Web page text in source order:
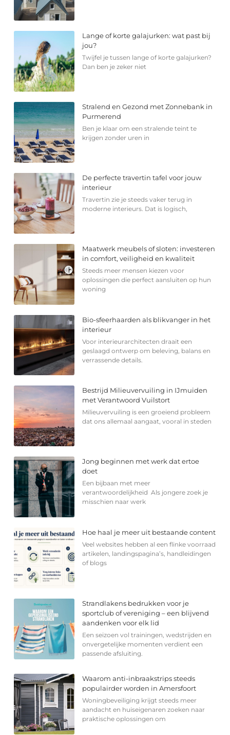
Lange of korte galajurken: wat past bij
jou?
Twijfel je tussen lange of korte galajurken?
Dan ben je zeker niet
Stralend en Gezond met Zonnebank in
Purmerend
Ben je klaar om een stralende teint te
krijgen zonder uren in
De perfecte travertin tafel voor jouw
interieur
Travertin zie je steeds vaker terug in
moderne interieurs. Dat is logisch,
Maatwerk meubels of sloten: investeren
in comfort, veiligheid en kwaliteit
Steeds meer mensen kiezen voor
oplossingen die perfect aansluiten op hun
woning
Bio-sfeerhaarden als blikvanger in het
interieur
Voor interieurarchitecten draait een
geslaagd ontwerp om beleving, balans en
verrassende details.
Bestrijd Milieuvervuiling in IJmuiden
met Verantwoord Vuilstort
Milieuvervuiling is een groeiend probleem
dat ons allemaal aangaat, vooral in steden
Jong beginnen met werk dat ertoe
doet
Een bijbaan met meer
verantwoordelijkheid Als jongere zoek je
misschien naar werk
Hoe haal je meer uit bestaande content
Veel websites hebben al een flinke voorraad
artikelen, landingspagina’s, handleidingen
of blogs
Strandlakens bedrukken voor je
sportclub of vereniging – een blijvend
aandenken voor elk lid
Een seizoen vol trainingen, wedstrijden en
onvergetelijke momenten verdient een
passende afsluiting.
Waarom anti-inbraakstrips steeds
populairder worden in Amersfoort
Woningbeveiliging krijgt steeds meer
aandacht en huiseigenaren zoeken naar
praktische oplossingen om